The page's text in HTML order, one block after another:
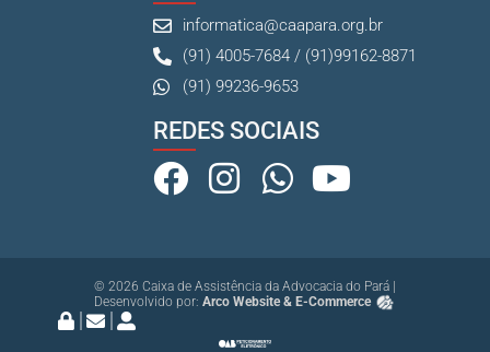
informatica@caapara.org.br
(91) 4005-7684 / (91)99162-8871
(91) 99236-9653
REDES SOCIAIS
© 2026 Caixa de Assistência da Advocacia do Pará |
Desenvolvido por: Arco Website & E-Commerce